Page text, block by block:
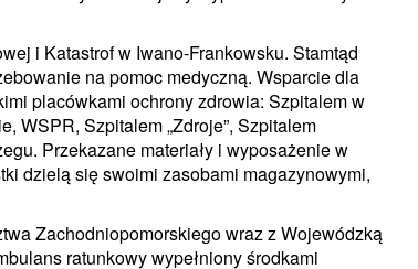
i Katastrof w Iwano-Frankowsku. Stamtąd
na pomoc medyczną. Wsparcie dla
placówkami ochrony zdrowia: Szpitalem w
WSPR, Szpitalem „Zdroje”, Szpitalem
Przekazane materiały i wyposażenie w
dzielą się swoimi zasobami magazynowymi,
Zachodniopomorskiego wraz z Wojewódzką
ratunkowy wypełniony środkami